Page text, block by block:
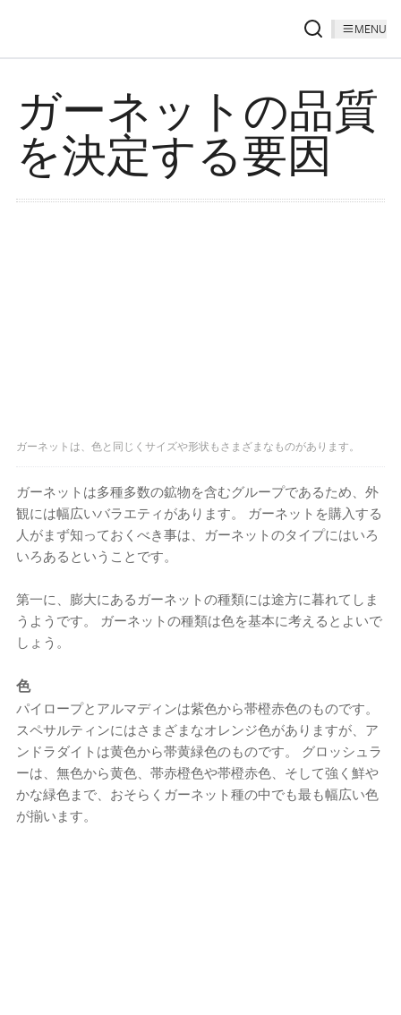
MENU
ガーネットの品質
を決定する要因
ガーネットは、色と同じくサイズや形状もさまざまなものがあります。
ガーネットは多種多数の鉱物を含むグループであるため、外
観には幅広いバラエティがあります。 ガーネットを購入する
人がまず知っておくべき事は、ガーネットのタイプにはいろ
いろあるということです。
第一に、膨大にあるガーネットの種類には途方に暮れてしま
うようです。 ガーネットの種類は色を基本に考えるとよいで
しょう。
色
パイロープとアルマディンは紫色から帯橙赤色のものです。
スペサルティンにはさまざまなオレンジ色がありますが、ア
ンドラダイトは黄色から帯黄緑色のものです。 グロッシュラ
ーは、無色から黄色、帯赤橙色や帯橙赤色、そして強く鮮や
かな緑色まで、おそらくガーネット種の中でも最も幅広い色
が揃います。